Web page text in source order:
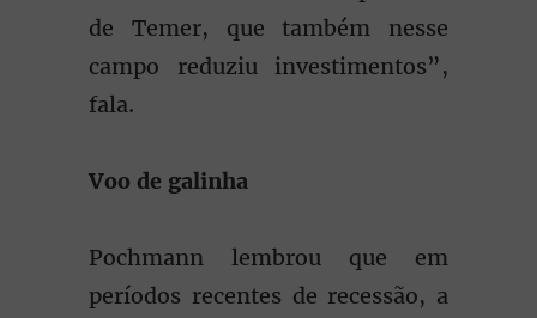
de Temer, que também nesse
campo reduziu investimentos”,
fala.
Voo de galinha
Pochmann lembrou que em
períodos recentes de recessão, a